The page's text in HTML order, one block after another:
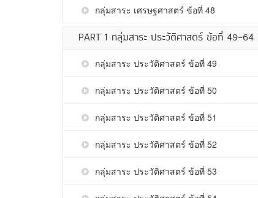
กลุ่มสาระ เศรษฐศาสตร์ ข้อที่ 48
PART 1 กลุ่มสาระ ประวัติศาสตร์ ข้อที่ 49-
กลุ่มสาระ ประวัติศาสตร์ ข้อที่ 49
กลุ่มสาระ ประวัติศาสตร์ ข้อที่ 50
กลุ่มสาระ ประวัติศาสตร์ ข้อที่ 51
กลุ่มสาระ ประวัติศาสตร์ ข้อที่ 52
กลุ่มสาระ ประวัติศาสตร์ ข้อที่ 53